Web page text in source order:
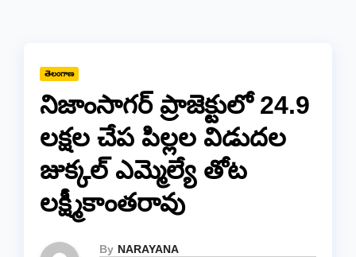
తెలంగాణ
నిజాంసాగర్ ప్రాజెక్టులో 24.9
లక్షల చేప పిల్లల విడుదల
జుక్కల్ ఎమ్మెల్యే తోట
లక్ష్మీకాంతరావు
By NARAYANA